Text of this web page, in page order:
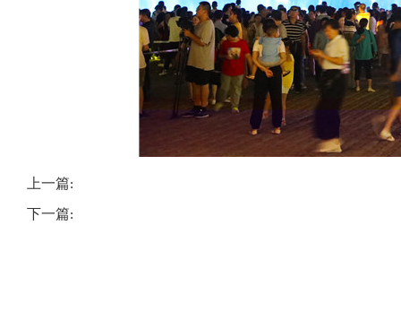
上一篇:
下一篇: